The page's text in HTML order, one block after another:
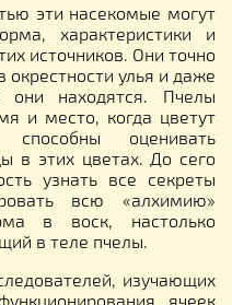
эти насекомые могут
характеристики и
источников. Они точно
окрестности улья и даже
они находятся. Пчелы
и место, когда цветут
оценивать
в этих цветах. До сего
узнать все секреты
всю «алхимию»
в воск, настолько
в теле пчелы.
изучающих
ячеек